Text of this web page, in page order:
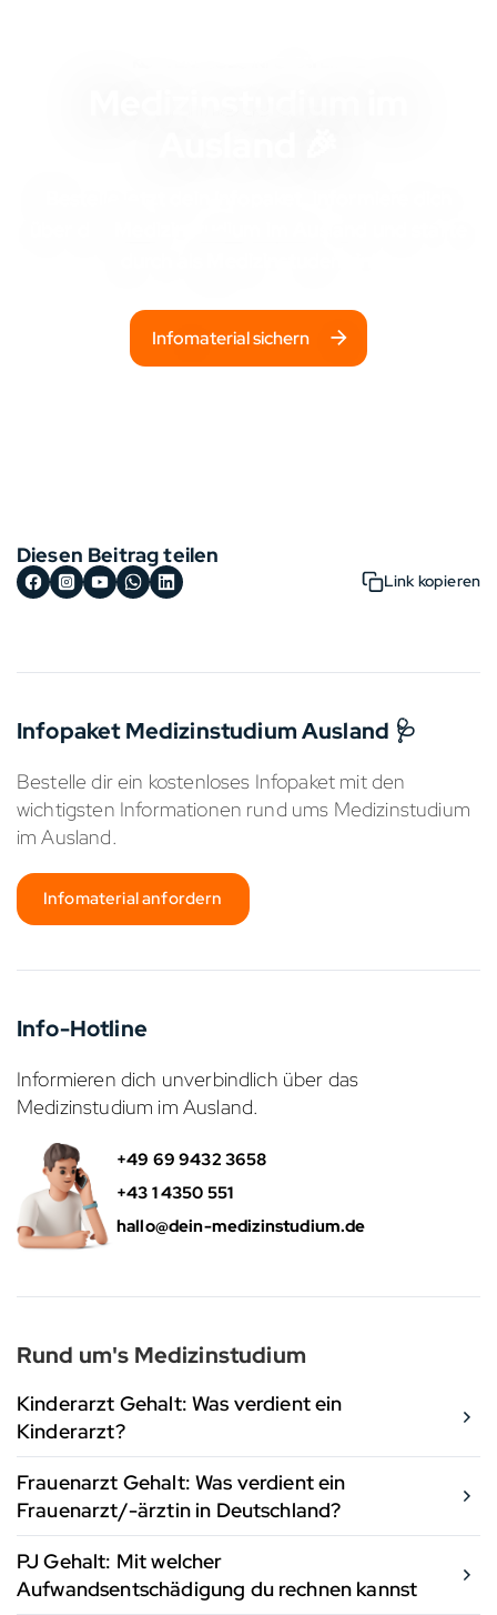
Infomaterial sichern
Diesen Beitrag teilen
Link kopieren
Infopaket Medizinstudium Ausland 🩺
Bestelle dir ein kostenloses Infopaket mit den
wichtigsten Informationen rund ums Medizinstudium
im Ausland.
Infomaterial anfordern
Info-Hotline
Informieren dich unverbindlich über das
Medizinstudium im Ausland.
+49 69 9432 3658
+43 1 4350 551
hallo@dein-medizinstudium.de
Rund um's Medizinstudium
Kinderarzt Gehalt: Was verdient ein
Kinderarzt?
Frauenarzt Gehalt: Was verdient ein
Frauenarzt/-ärztin in Deutschland?
PJ Gehalt: Mit welcher
Aufwandsentschädigung du rechnen kannst